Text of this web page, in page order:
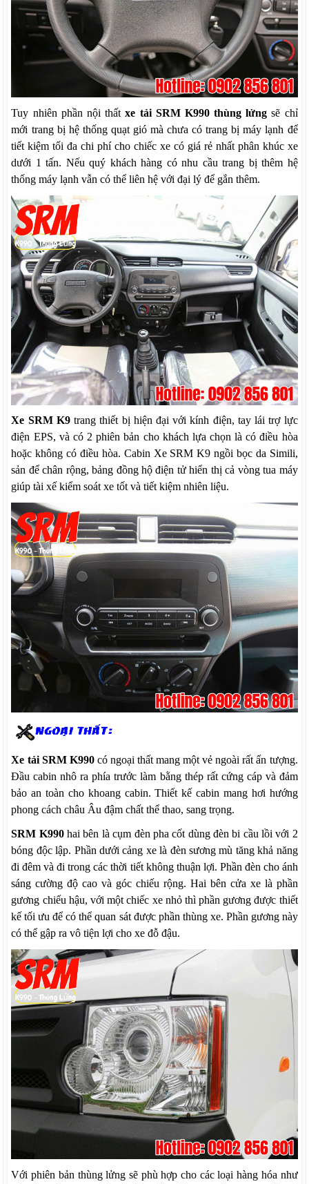
Tuy nhiên phần nội thấtxe tải SRM K990 thùng lửng sẽ chỉ
mới trang bị hệ thống quạt gió mà chưa có trang bị máy lạnh để
tiết kiệm tối đa chi phí cho chiếc xe có giá rẻ nhất phân khúc xe
dưới 1 tấn. Nếu quý khách hàng có nhu cầu trang bị thêm hệ
thống máy lạnh vẫn có thể liên hệ với đại lý để gắn thêm.
Xe SRM K9trang thiết bị hiện đại với kính điện, tay lái trợ lực
điện EPS, và có 2 phiên bản cho khách lựa chọn là có điều hòa
hoặc không có điều hòa. Cabin Xe SRM K9 ngồi bọc da Simili,
sản để chân rộng, bảng đồng hộ điện tử hiển thị cả vòng tua máy
giúp tài xế kiểm soát xe tốt và tiết kiệm nhiên liệu.
Xe tải SRM K990có ngoại thất mang một vẻ ngoài rất ấn tượng.
Đầu cabin nhô ra phía trước làm bằng thép rất cứng cáp và đảm
bảo an toàn cho khoang cabin. Thiết kế cabin mang hơi hướng
phong cách châu Âu đậm chất thể thao, sang trọng.
SRM K990hai bên là cụm đèn pha cốt dùng đèn bi cầu lồi với 2
bóng độc lập. Phần dưới cảng xe là đèn sương mù tăng khả năng
đi đêm và đi trong các thời tiết không thuận lợi. Phần đèn cho ánh
sáng cường độ cao và góc chiếu rộng. Hai bên cửa xe là phần
gương chiếu hậu, với một chiếc xe nhỏ thì phần gương được thiết
kế tối ưu để có thể quan sát được phần thùng xe. Phần gương này
có thể gập ra vô tiện lợi cho xe đỗ đậu.
Với phiên bản thùng lửng sẽ phù hợp cho các loại hàng hóa như